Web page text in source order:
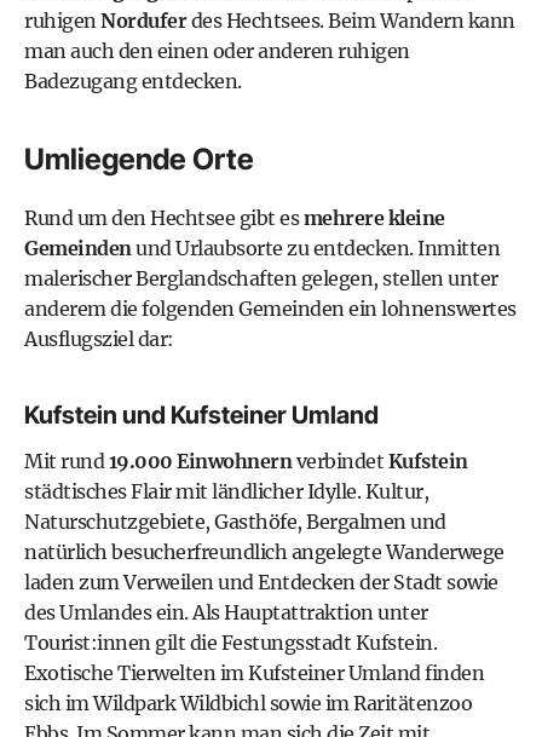
ruhigenNorduferdes Hechtsees. Beim Wandern kann
man auch den einen oder anderen ruhigen
Badezugang entdecken.
Umliegende Orte
Rund um den Hechtsee gibt esmehrere kleine
Gemeindenund Urlaubsorte zu entdecken. Inmitten
malerischer Berglandschaften gelegen, stellen unter
anderem die folgenden Gemeinden ein lohnenswertes
Ausflugsziel dar:
Kufstein und Kufsteiner Umland
Mit rund19.000 Einwohnernverbindet Kufstein
städtisches Flair mit ländlicher Idylle. Kultur,
Naturschutzgebiete, Gasthöfe, Bergalmen und
natürlich besucherfreundlich angelegte Wanderwege
laden zum Verweilen und Entdecken der Stadt sowie
des Umlandes ein. Als Hauptattraktion unter
Tourist:innen gilt die Festungsstadt Kufstein.
Exotische Tierwelten im Kufsteiner Umland finden
sich imWildpark Wildbichlsowie imRaritätenzoo